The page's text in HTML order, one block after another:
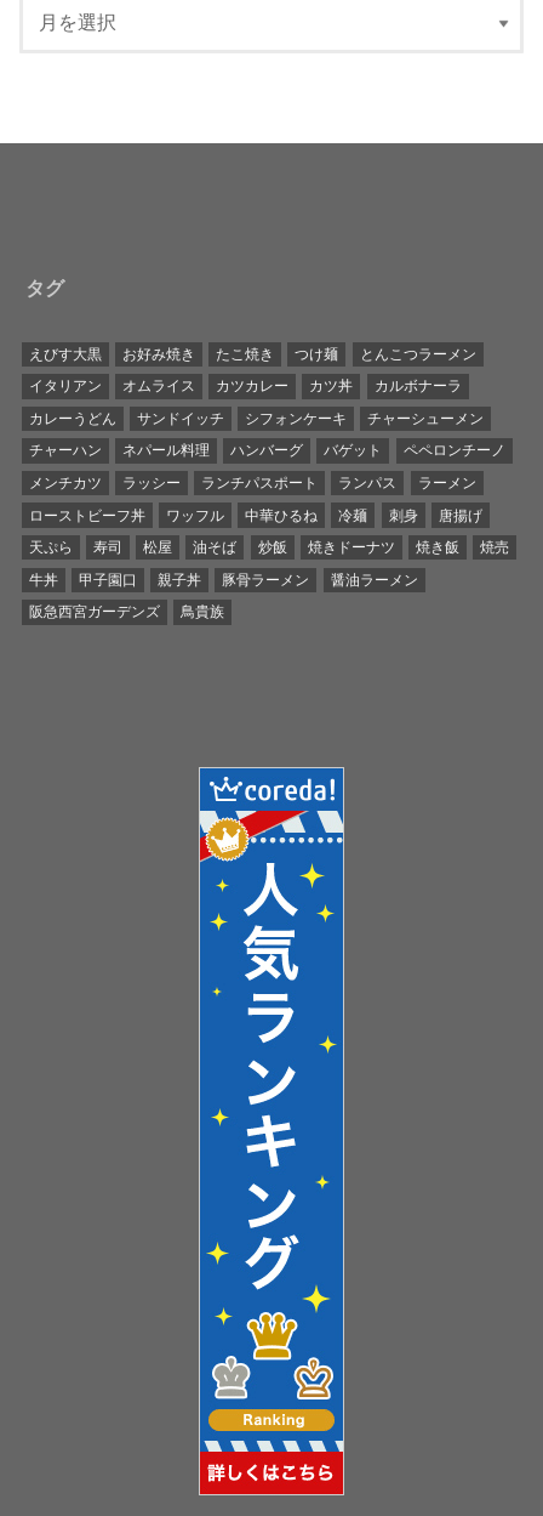
タグ
えびす大黒 お好み焼き たこ焼き つけ麺
とんこつラーメン
イタリアン
オムライス カツカレー カツ丼
カルボナーラ
カレーうどん
サンドイッチ シフォンケーキ
チャーシューメン
チャーハン
ネパール料理 ハンバーグ バゲット
ペペロンチーノ
メンチカツ
ラッシー ランチパスポート ランパス
ラーメン
ローストビーフ丼
ワッフル 中華ひるね 冷麺 刺身
唐揚げ
天ぷら
寿司 松屋 油そば 炒飯 焼きドーナツ 焼き飯
焼売
牛丼
甲子園口 親子丼 豚骨ラーメン
醤油ラーメン
阪急西宮ガーデンズ
鳥貴族